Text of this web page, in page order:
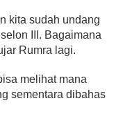
kita sudah undang
III. Bagaimana
Rumra lagi.
melihat mana
sementara dibahas